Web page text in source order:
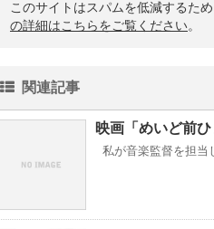
このサイトはスパムを低減するた
の詳細はこちらをご覧ください。
関連記事
映画「めいど前
私が音楽監督を担当